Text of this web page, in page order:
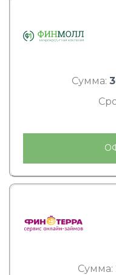
Сумма:
Сумма: